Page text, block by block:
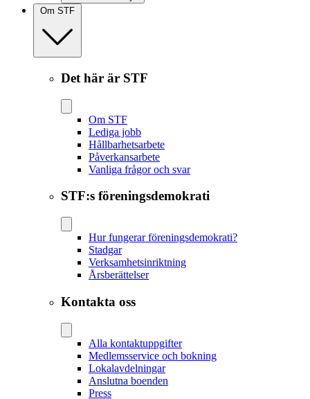
Om STF
Det här är STF
Om STF
Lediga jobb
Hållbarhetsarbete
Påverkansarbete
Vanliga frågor och svar
STF:s föreningsdemokrati
Hur fungerar föreningsdemokrati?
Stadgar
Verksamhetsinriktning
Årsberättelser
Kontakta oss
Alla kontaktuppgifter
Medlemsservice och bokning
Lokalavdelningar
Anslutna boenden
Press